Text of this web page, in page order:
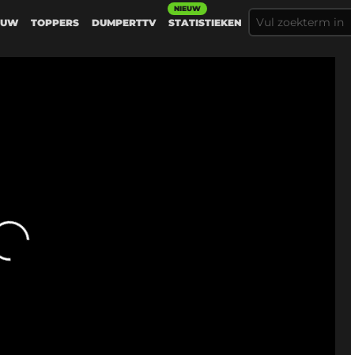
TOPPERS DUMPERTTV STATISTIEKEN
NIEUW